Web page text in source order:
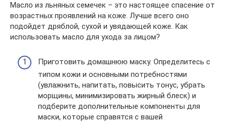
Масло из льняных семечек – это настоящее спасение от
возрастных проявлений на коже. Лучше всего оно
подойдет дряблой, сухой и увядающей коже. Как
использовать масло для ухода за лицом?
Приготовить домашнюю маску. Определитесь с
типом кожи и основными потребностями
(увлажнить, напитать, повысить тонус, убрать
морщины, минимизировать жирный блеск) и
подберите дополнительные компоненты для
маски, которые справятся с вашей